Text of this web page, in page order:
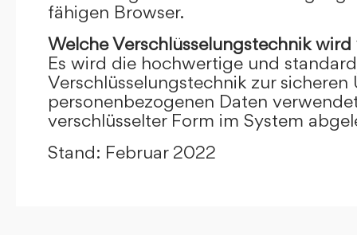
fähigen Browser.
Welche Verschlüsselungstechnik
Es wird die hochwertige und
Verschlüsselungstechnik zur
personenbezogenen Daten
verschlüsselter Form im System
Stand: Februar 2022